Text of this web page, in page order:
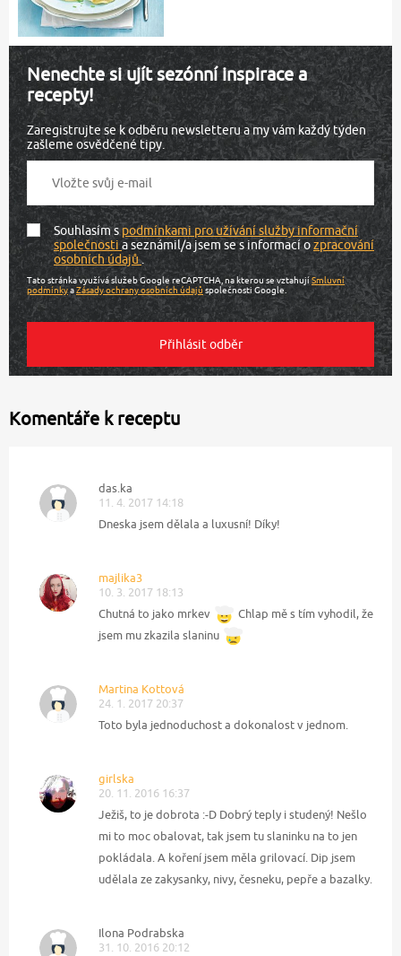
Nenechte si ujít sezónní inspirace a
recepty!
Zaregistrujte se k odběru newsletteru a my vám každý týden
zašleme osvědčené tipy.
Souhlasím spodmínkami pro užívání služby informační
společnostia seznámil/a jsem se s informací ozpracování
osobních údajů.
Tato stránka využívá služeb Google reCAPTCHA, na kterou se vztahujíSmluvní
podmínkyaZásady ochrany osobních údajů společnosti Google.
Komentáře k receptu
das.ka
11. 4. 2017 14:18
Dneska jsem dělala a luxusní! Díky!
majlika3
10. 3. 2017 18:13
Chutná to jako mrkev
Chlap mě s tím vyhodil, že
jsem mu zkazila slaninu
Martina Kottová
24. 1. 2017 20:37
Toto byla jednoduchost a dokonalost v jednom.
girlska
20. 11. 2016 16:37
Ježiš, to je dobrota :-D Dobrý teply i studený! Nešlo
mi to moc obalovat, tak jsem tu slaninku na to jen
pokládala. A koření jsem měla grilovací. Dip jsem
udělala ze zakysanky, nivy, česneku, pepře a bazalky.
Ilona Podrabska
31. 10. 2016 20:12